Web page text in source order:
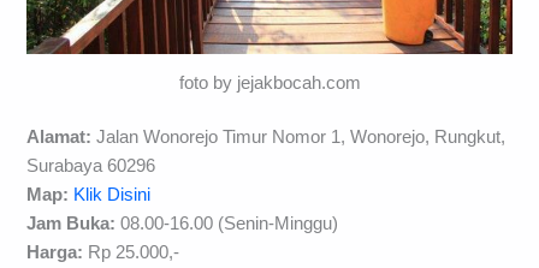
foto by jejakbocah.com
Alamat: Jalan Wonorejo Timur Nomor 1, Wonorejo, Rungkut,
Surabaya 60296
Map: Klik Disini
Jam Buka: 08.00-16.00 (Senin-Minggu)
Harga: Rp 25.000,-